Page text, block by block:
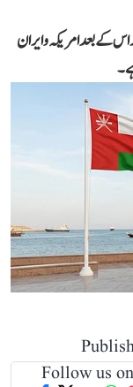
کے بعد امریکہ و ایران
Follow us